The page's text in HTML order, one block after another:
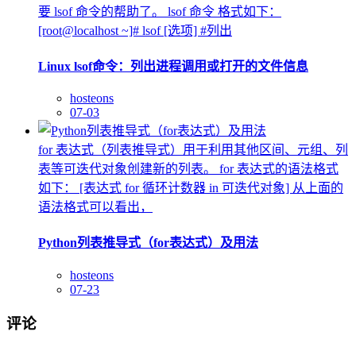
要 lsof 命令的帮助了。 lsof 命令 格式如下：
[root@localhost ~]# lsof [选项] #列出
Linux lsof命令：列出进程调用或打开的文件信息
hosteons
07-03
for 表达式（列表推导式）用于利用其他区间、元组、列
表等可迭代对象创建新的列表。 for 表达式的语法格式
如下： [表达式 for 循环计数器 in 可迭代对象] 从上面的
语法格式可以看出，
Python列表推导式（for表达式）及用法
hosteons
07-23
评论